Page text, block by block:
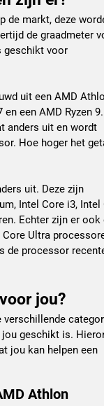
de markt, deze
de graadmeter
geschikt voor
uit een AMD
en een AMD Ryzen
anders uit en wordt
Hoe hoger het
uit. Deze zijn
Intel Core i3, Intel
Echter zijn er ook
Ultra
de processor
jou?
geschikt is.
jou kan helpen een
Athlon